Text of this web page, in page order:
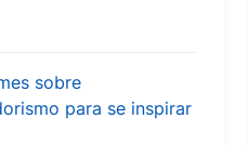
sobre
para se inspirar